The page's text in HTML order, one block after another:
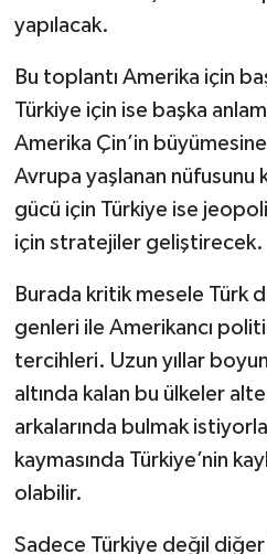
yapılacak.
Bu toplantı Amerika için
Türkiye için ise başka
Amerika Çin’in
Avrupa yaşlanan nüfusunu
gücü için Türkiye ise
için stratejiler geliştirecek.
Burada kritik mesele Türk
genleri ile Amerikancı
tercihleri. Uzun yıllar
altında kalan bu ülkeler
arkalarında bulmak
kaymasında Türkiye’nin
olabilir.
Sadece Türkiye değil